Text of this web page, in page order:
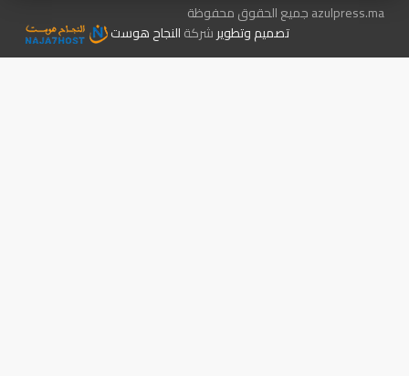
azulpress.ma جميع الحقوق محفوظة
تصميم وتطويرشركةالنجاح هوست